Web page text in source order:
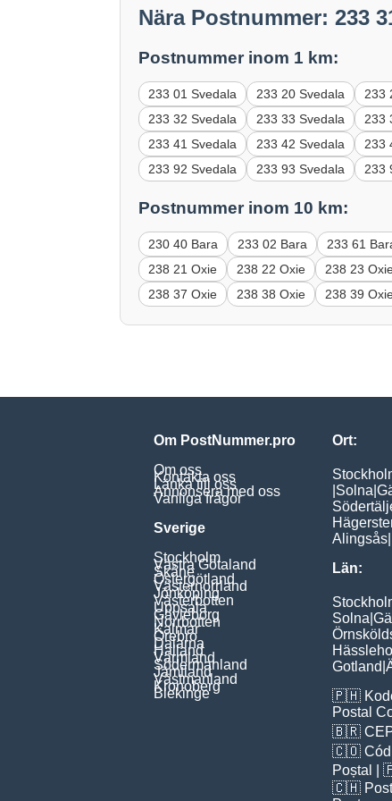
Nära Postnummer: 233
Postnummer inom 1 km:
233 01 Svedala 233 20 Svedala 233
233 32 Svedala
233 33 Svedala 233
233 41 Svedala
233 42 Svedala 233
233 92 Svedala
233 93 Svedala 233
Postnummer inom 10 km:
230 40 Bara 233 02 Bara 233 61
238 21 Oxie
238 22 Oxie 238 23
238 37 Oxie
238 38 Oxie 238 39
Om PostNummer.pro
Om oss
Kontakta oss
Länka till oss
Annonsera med oss
Vanliga frågor
Sverige
Stockholm
Västra Götaland
Skåne
Östergötland
Västernorrland
Jönköping
Västerbotten
Uppsala
Gävleborg
Norrbotten
Kalmar
Örebro
Dalarna
Halland
Värmland
Södermanland
Jämtland
Västmanland
Kronoberg
Blekinge
Ort:
Solna
Alingsås
Län:
Solna
Gotland
🇵🇭
Postal
🇧🇷
🇨🇴
Poștal
|
🇨🇭